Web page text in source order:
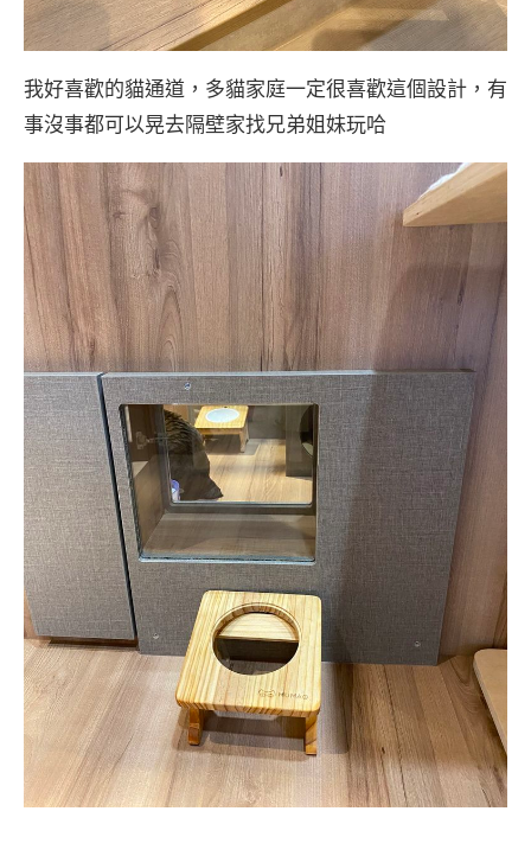
我好喜歡的貓通道，多貓家庭一定很喜歡這個設計，有
事沒事都可以晃去隔壁家找兄弟姐妹玩哈